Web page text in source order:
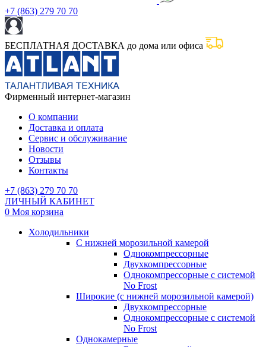
+7 (863) 279 70 70
БЕСПЛАТНАЯ ДОСТАВКА до дома или офиса
Фирменный интернет-магазин
О компании
Доставка и оплата
Сервис и обслуживание
Новости
Отзывы
Контакты
+7 (863) 279 70 70
ЛИЧНЫЙ КАБИНЕТ
0 Моя корзина
Холодильники
С нижней морозильной камерой
Однокомпрессорные
Двухкомпрессорные
Однокомпрессорные с системой
No Frost
Широкие (с нижней морозильной камерой)
Двухкомпрессорные
Однокомпрессорные с системой
No Frost
Однокамерные